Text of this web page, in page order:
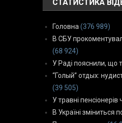
СТАТИСТИКА
Головна (376 989)
В СБУ
(68 924)
У Раді пояснили, що
“Голый” отдых:
(39 505)
У травні
В Україні зміниться